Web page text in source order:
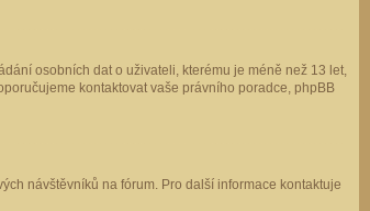
osobních dat o uživateli, kterému je méně než 13 let,
kontaktovat vaše právního poradce, phpBB
návštěvníků na fórum. Pro další informace kontaktuje